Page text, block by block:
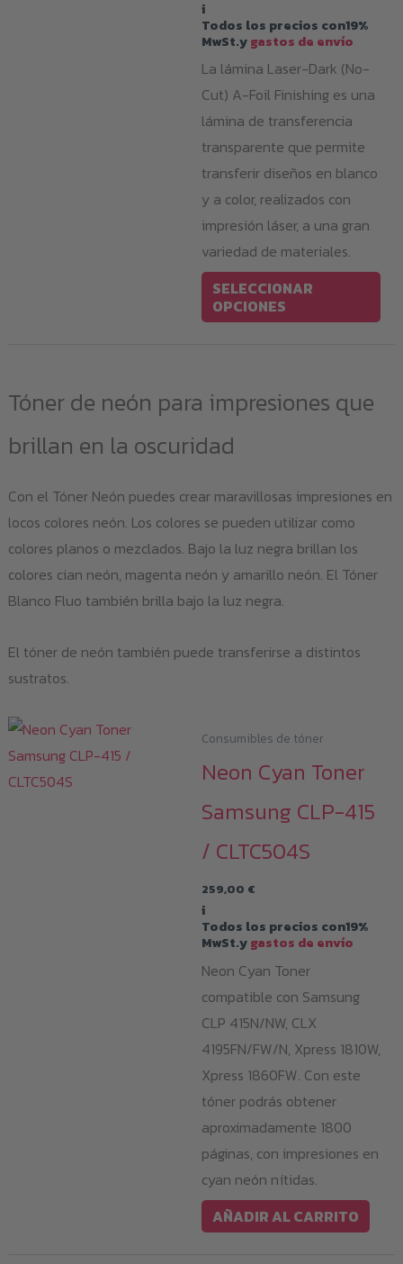
desde
29,99 €
94,99 €
i
Todos los precios con19%
MwSt.ygastos de envío
La lámina Laser-Dark (No-
Cut) A-Foil Finishing es una
lámina de transferencia
transparente que permite
transferir diseños en blanco
y a color, realizados con
impresión láser, a una gran
variedad de materiales.
SELECCIONAR
OPCIONES
Tóner de neón para impresiones que
brillan en la oscuridad
Con el Tóner Neón puedes crear maravillosas impresiones en
locos colores neón. Los colores se pueden utilizar como
colores planos o mezclados. Bajo la luz negra brillan los
colores cian neón, magenta neón y amarillo neón. El Tóner
Blanco Fluo también brilla bajo la luz negra.
El tóner de neón también puede transferirse a distintos
sustratos.
Consumibles de tóner
Neon Cyan Toner
Samsung CLP-415
/ CLTC504S
259,00 €
i
Todos los precios con19%
MwSt.ygastos de envío
Neon Cyan Toner
compatible con Samsung
CLP 415N/NW, CLX
4195FN/FW/N, Xpress 1810W,
Xpress 1860FW. Con este
tóner podrás obtener
aproximadamente 1800
páginas, con impresiones en
cyan neón nítidas.
AÑADIR AL CARRITO